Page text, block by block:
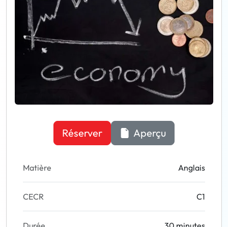
Réserver Aperçu
Matière Anglais
CECR C1